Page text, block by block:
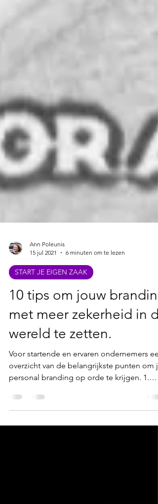
15 jul 2021
6 minuten om te lezen
START JE EIGEN ZAAK
10 tips om jouw branding
met meer zekerheid in
wereld te zetten.
Voor startende en ervaren ondernemers
Zoek uit...